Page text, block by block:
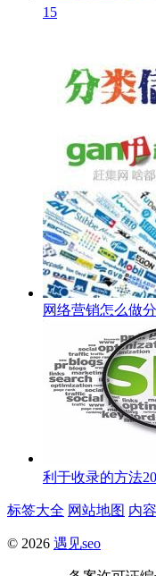
15
网络营销怎么做
利于收录的方法
标签大全 网站地图 内
© 2026 遇见seo